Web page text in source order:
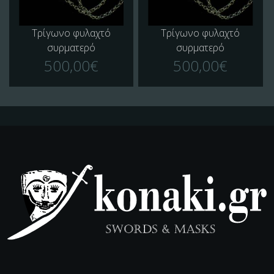
Τρίγωνο φυλαχτό
συρματερό
500,00€
Τρίγωνο φυλαχτό
συρματερό
500,00€